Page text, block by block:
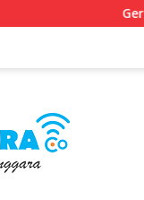
Gerakan